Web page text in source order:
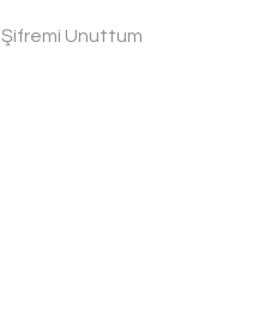
Şifremi Unuttum